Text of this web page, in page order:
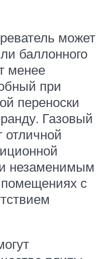
может
баллонного
менее
при
переноски
Газовый
отличной
незаменимым
с